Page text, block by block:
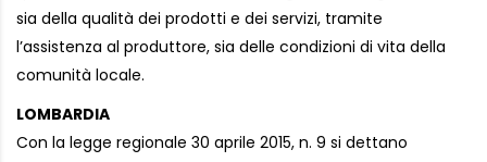
sia della qualità dei prodotti e dei servizi, tramite
l’assistenza al produttore, sia delle condizioni di vita della
comunità locale.
LOMBARDIA
Con la legge regionale 30 aprile 2015, n. 9 si dettano